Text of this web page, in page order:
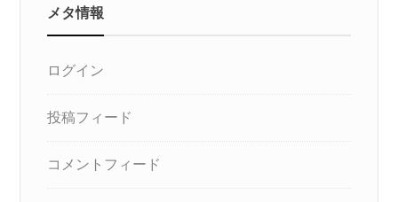
メタ情報
ログイン
投稿フィード
コメントフィード